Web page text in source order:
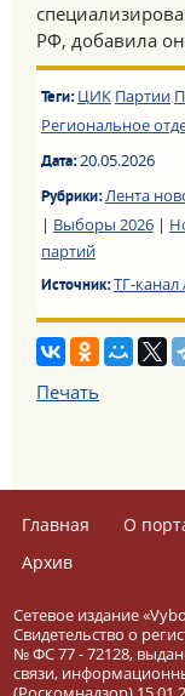
РФ, добавила
Теги: ЦИК Партии
Региональное
Дата:20.05.2026
Рубрики:Лента
| Выборы 2026|
партий
Источник:ТГ-
Печать
Главная О
Архив
Сетевое издание
Свидетельство о
№ ФС 77 - 72128,
связи,